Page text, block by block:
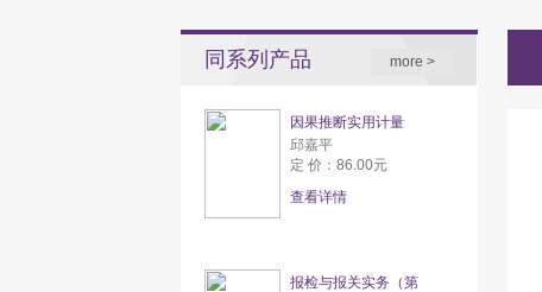
同系列产品 more >
因果推断实用计量
邱嘉平
定 价：86.00元
查看详情
报检与报关实务（第